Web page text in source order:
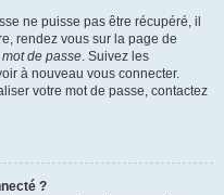
ne puisse pas être récupéré, il
rendez vous sur la page de
de passe. Suivez les
à nouveau vous connecter.
votre mot de passe, contactez
?